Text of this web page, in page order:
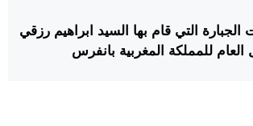
الجبارة التي قام بها السيد ابراهيم رزقي
العام للمملكة المغربية بانفرس